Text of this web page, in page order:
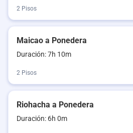
2 Pisos
Maicao a Ponedera
Duración: 7h 10m
2 Pisos
Riohacha a Ponedera
Duración: 6h 0m